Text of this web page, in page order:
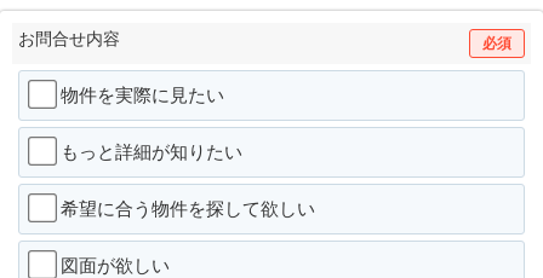
お問合せ内容 必須
物件を実際に見たい
もっと詳細が知りたい
希望に合う物件を探して欲しい
図面が欲しい